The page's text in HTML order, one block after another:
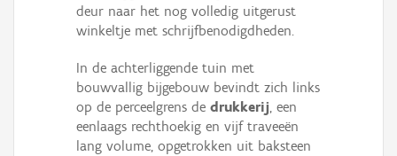
deur naar het nog volledig uitgerust
winkeltje met schrijfbenodigdheden.
In de achterliggende tuin met
bouwvallig bijgebouw bevindt zich links
op de perceelgrens de drukkerij, een
eenlaags rechthoekig en vijf traveeën
lang volume, opgetrokken uit baksteen